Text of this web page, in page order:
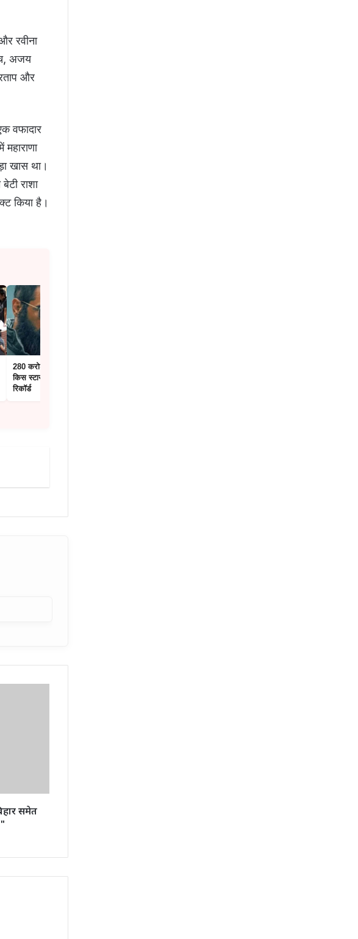
रवीना
अजय
और
वफादार
खास था।
राशा
किया है।
280 करोड़ की बनी ‘धुरंधर’! जानिए
किस स्टार ने तोड़ा इस फिल्म में फीस का
रिकॉर्ड
समेत